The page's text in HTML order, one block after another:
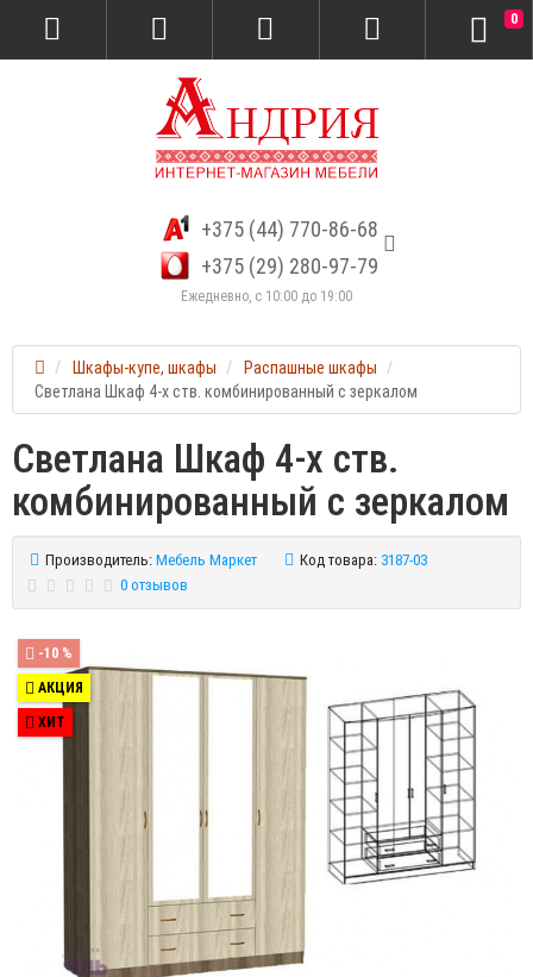
+375 (44) 770-86-68
+375 (29) 280-97-79
Ежедневно, с 10:00 до 19:00
0
Шкафы-купе, шкафы
Распашные шкафы
Светлана Шкаф 4-х ств. комбинированный с зеркалом
Светлана Шкаф 4-х ств.
комбинированный с зеркалом
Производитель: Мебель Маркет Код товара: 3187-03
0 отзывов
-10 %
АКЦИЯ
ХИТ